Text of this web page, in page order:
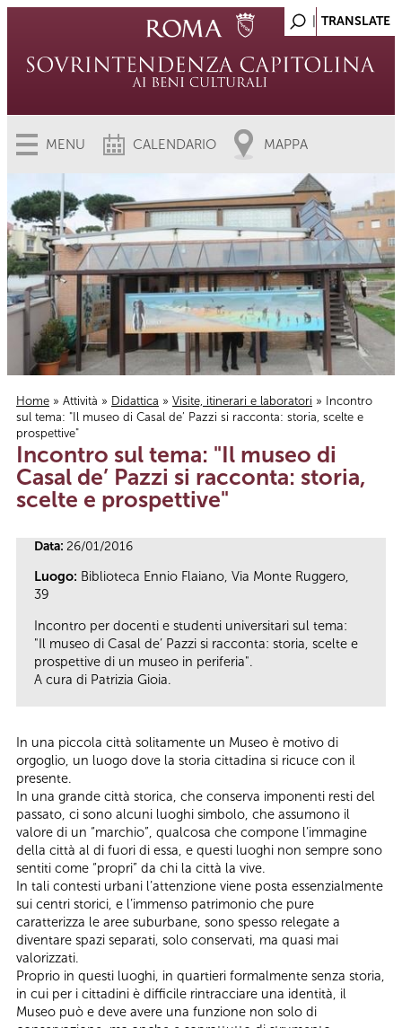
MENU CALENDARIO MAPPA
Tu sei qui
Home » Attività » Didattica » Visite, itinerari e laboratori » Incontro
sul tema: "Il museo di Casal de’ Pazzi si racconta: storia, scelte e
prospettive"
Incontro sul tema: "Il museo di
Casal de’ Pazzi si racconta: storia,
scelte e prospettive"
Data: 26/01/2016
Luogo: Biblioteca Ennio Flaiano, Via Monte Ruggero,
39
Incontro per docenti e studenti universitari sul tema:
"Il museo di Casal de’ Pazzi si racconta: storia, scelte e
prospettive di un museo in periferia".
A cura di Patrizia Gioia.
In una piccola città solitamente un Museo è motivo di
orgoglio, un luogo dove la storia cittadina si ricuce con il
presente.
In una grande città storica, che conserva imponenti resti del
passato, ci sono alcuni luoghi simbolo, che assumono il
valore di un “marchio”, qualcosa che compone l’immagine
della città al di fuori di essa, e questi luoghi non sempre sono
sentiti come “propri” da chi la città la vive.
In tali contesti urbani l’attenzione viene posta essenzialmente
sui centri storici, e l’immenso patrimonio che pure
caratterizza le aree suburbane, sono spesso relegate a
diventare spazi separati, solo conservati, ma quasi mai
valorizzati.
Proprio in questi luoghi, in quartieri formalmente senza storia,
in cui per i cittadini è difficile rintracciare una identità, il
Museo può e deve avere una funzione non solo di